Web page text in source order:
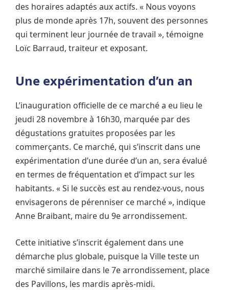
des horaires adaptés aux actifs. « Nous voyons
plus de monde après 17h, souvent des personnes
qui terminent leur journée de travail », témoigne
Loïc Barraud, traiteur et exposant.
Une expérimentation d’un an
L’inauguration officielle de ce marché a eu lieu le
jeudi 28 novembre à 16h30, marquée par des
dégustations gratuites proposées par les
commerçants. Ce marché, qui s’inscrit dans une
expérimentation d’une durée d’un an, sera évalué
en termes de fréquentation et d’impact sur les
habitants. « Si le succès est au rendez-vous, nous
envisagerons de pérenniser ce marché », indique
Anne Braibant, maire du 9e arrondissement.
Cette initiative s’inscrit également dans une
démarche plus globale, puisque la Ville teste un
marché similaire dans le 7e arrondissement, place
des Pavillons, les mardis après-midi.